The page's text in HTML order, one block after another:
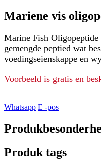
Mariene vis
Marine Fish
gemengde peptied wat
voedingseienskappe en
Voorbeeld is gratis en
Whatsapp E -pos
Produk tags